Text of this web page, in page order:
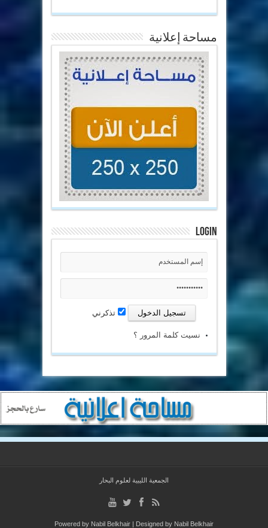
مساحة إعلانية
Login
تذكرني
نسيت كلمة المرور ؟
الجمعية الليبية لعلوم البحار
Powered by Nabil Belkhair | Designed by Nabil Belkhair